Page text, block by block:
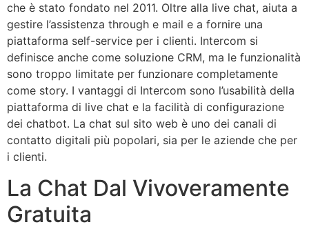
che è stato fondato nel 2011. Oltre alla live chat, aiuta a
gestire l’assistenza through e mail e a fornire una
piattaforma self-service per i clienti. Intercom si
definisce anche come soluzione CRM, ma le funzionalità
sono troppo limitate per funzionare completamente
come story. I vantaggi di Intercom sono l’usabilità della
piattaforma di live chat e la facilità di configurazione
dei chatbot. La chat sul sito web è uno dei canali di
contatto digitali più popolari, sia per le aziende che per
i clienti.
La Chat Dal Vivoveramente
Gratuita